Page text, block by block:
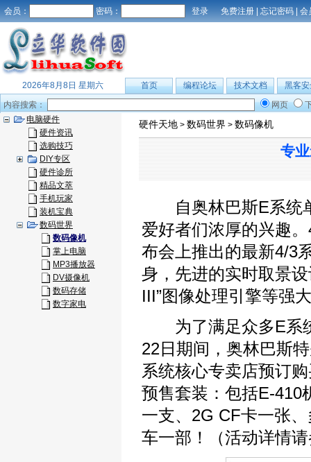
会员： 密码： 免费注册 | 忘记密码 | 会
2026年8月8日 星期六 首页 编程论坛 技术文档
黑客安
内容搜索：
网页
电脑硬件
硬件资讯
选购技巧
DIY专区
硬件诊所
精品文萃
手机玩家
装机宝典
数码世界
数码像机
掌上电脑
MP3播放器
DV摄像机
数码存储
数字家电
硬件天地 > 数码世界 > 数码像机
专
自奥林巴斯E系统单
爱好者们浓厚的兴趣
布会上推出的最新4/3
身，先进的实时取景
III”图像处理引擎等强
为了满足众多E系统
22日期间，奥林巴斯
系统核心专卖店预订
预售套装：包括E-410
一支、2G CF卡一张
车一部！（活动详情